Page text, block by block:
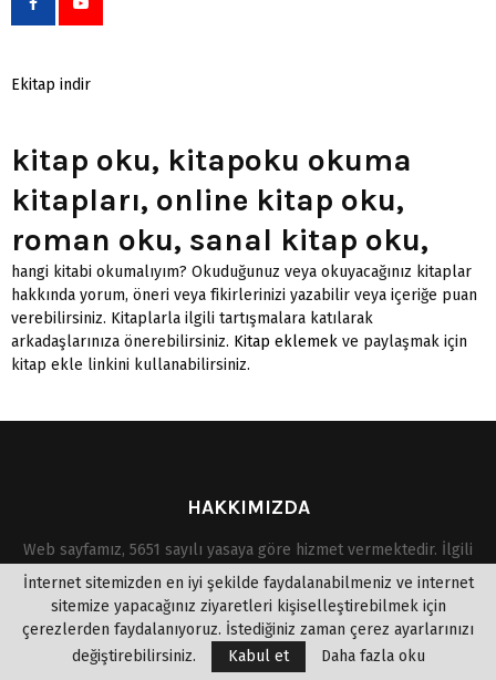
Ekitap indir
kitap oku, kitapoku okuma
kitapları, online kitap oku,
roman oku, sanal kitap oku,
hangi kitabi okumalıyım? Okuduğunuz veya okuyacağınız kitaplar
hakkında yorum, öneri veya fikirlerinizi yazabilir veya içeriğe puan
verebilirsiniz. Kitaplarla ilgili tartışmalara katılarak
arkadaşlarınıza önerebilirsiniz. Kitap eklemek ve paylaşmak için
kitap ekle linkini kullanabilirsiniz.
HAKKIMIZDA
Web sayfamız, 5651 sayılı yasaya göre hizmet vermektedir. İlgili
yasaya göre, site yönetiminin hukuka aykırı içerikleri denetim
yapma yükümlülüğü yoktur. Bu sebeple, sitemiz "uyar ve kaldır"
prensibini benimsemiştir. Bu site de, Eserlerden kısa alıntı
yapılarak okuyuculara kitabı tanıtma amacı güdülmüştür. Telif
hakkına mevzu olan eserlerin yasal olmayan bir şekilde paylaşıma
İnternet sitemizden en iyi şekilde faydalanabilmeniz ve internet
sitemize yapacağınız ziyaretleri kişiselleştirebilmek için
çerezlerden faydalanıyoruz. İstediğiniz zaman çerez ayarlarınızı
değiştirebilirsiniz.
Kabul et Daha fazla oku